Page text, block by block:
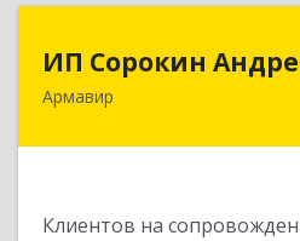
ИП Сорокин
Армавир
Клиентов на
ИП Сорокин